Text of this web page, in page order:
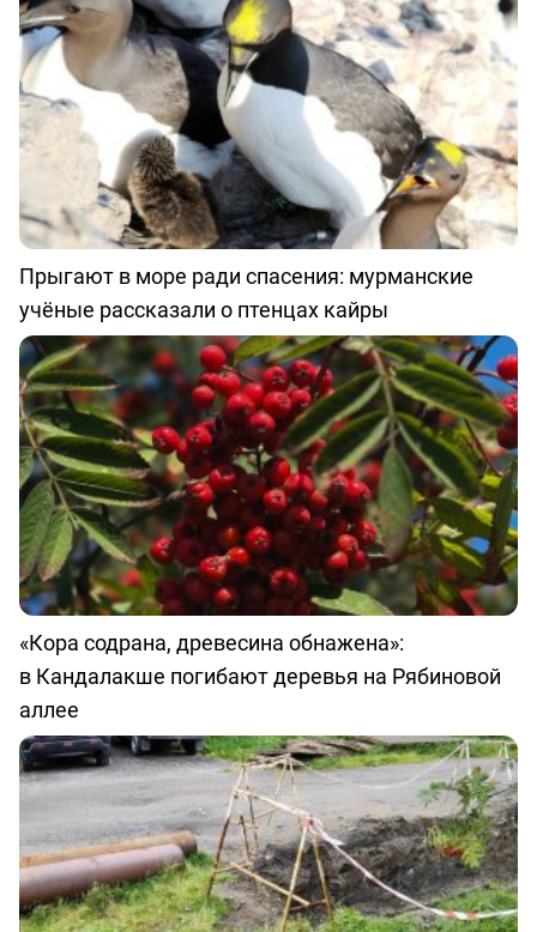
Прыгают в море ради спасения: мурманские
учёные рассказали о птенцах кайры
«Кора содрана, древесина обнажена»:
в Кандалакше погибают деревья на Рябиновой
аллее